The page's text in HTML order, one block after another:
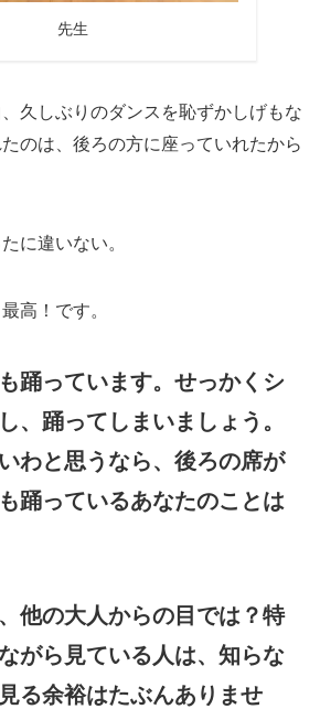
先生
久しぶりのダンスを恥ずかしげもな
のは、後ろの方に座っていれたから
に違いない。
高！です。
踊っています。せっかくシ
、踊ってしまいましょう。
わと思うなら、後ろの席が
踊っているあなたのことは
他の大人からの目では？特
がら見ている人は、知らな
る余裕はたぶんありませ